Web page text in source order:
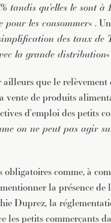
tandis qu’elles le sont
pour les consommer« .
des taux de
la grande distribution
que le relèvement
vente de produits
d’emploi des petits
on ne peut pas agir
comme, à
la présence de
Duprez, la
les petits commerçants